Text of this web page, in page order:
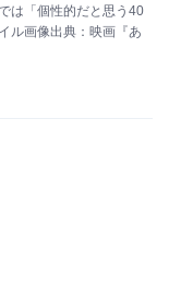
は「個性的だと思う40
ル画像出典：映画『あ